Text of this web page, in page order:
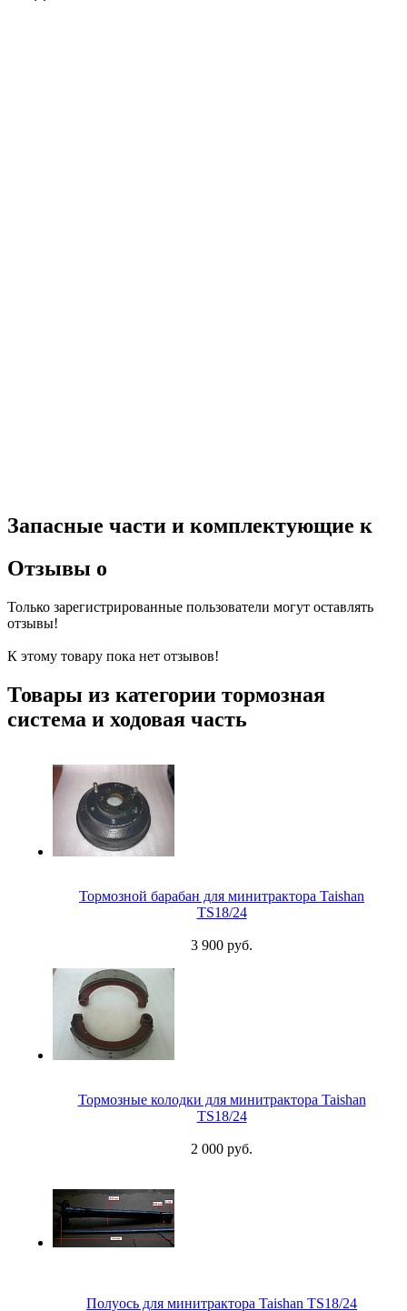
Запасные части и комплектующие к
Отзывы о
Только зарегистрированные пользователи могут оставлять
отзывы!
К этому товару пока нет отзывов!
Товары из категории тормозная
система и ходовая часть
Тормозной барабан для минитрактора Taishan
TS18/24
3 900 руб.
Тормозные колодки для минитрактора Taishan
TS18/24
2 000 руб.
Полуось для минитрактора Taishan TS18/24